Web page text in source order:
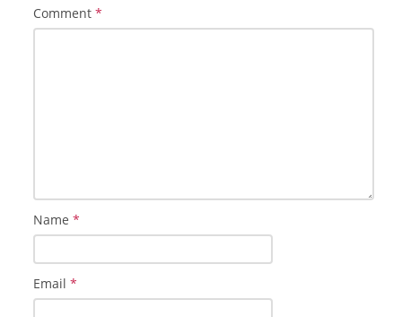
Comment *
Name *
Email *